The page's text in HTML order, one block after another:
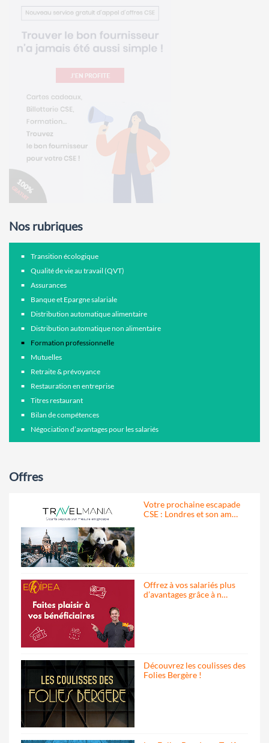
Nos rubriques
Transition écologique
Qualité de vie au travail (QVT)
Assurances
Banque et Epargne salariale
Distribution automatique alimentaire
Distribution automatique non alimentaire
Formation professionnelle
Mutuelles
Retraite & prévoyance
Restauration en entreprise
Titres restaurant
Bilan de compétences
Négociation d’avantages pour les salariés
Offres
Votre prochaine escapade
CSE : Londres et son am…
Offrez à vos salariés plus
d’avantages grâce à n…
Découvrez les coulisses des
Folies Bergère !